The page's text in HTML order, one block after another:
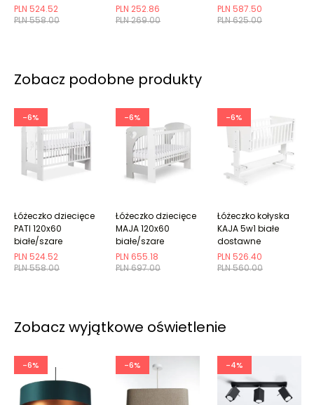
PLN 558.00
PLN 524.52
PLN 269.00
PLN 252.86
PLN 625.00
PLN 587.50
Zobacz podobne produkty
-6%
PLN 558.00
PLN 524.52
Łóżeczko dziecięce
PATI 120x60
białe/szare
-6%
PLN 697.00
PLN 655.18
Łóżeczko dziecięce
MAJA 120x60
białe/szare
-6%
PLN 560.00
PLN 526.40
Łóżeczko kołyska
KAJA 5w1 białe
dostawne
Zobacz wyjątkowe oświetlenie
-6% -6% -4%